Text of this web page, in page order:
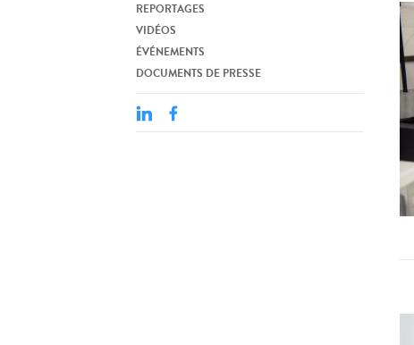
REPORTAGES
VIDÉOS
ÉVÉNEMENTS
DOCUMENTS DE PRESSE